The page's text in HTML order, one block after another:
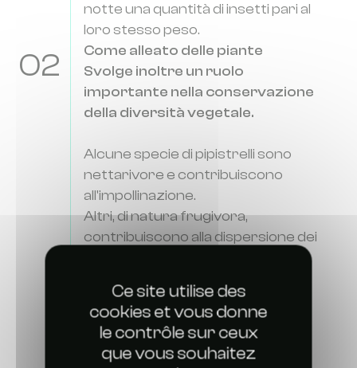
Ce site utilise des
cookies et vous donne
le contrôle sur ceux
que vous souhaitez
notte una quantità di insetti pari al
loro stesso peso.
02
Come alleato delle piante
Svolge inoltre un ruolo
importante nella conservazione
della diversità vegetale.
Alcune specie di pipistrelli sono
nettarivore e contribuiscono
all'impollinazione.
Altri, di natura frugivora,
contribuiscono alla dispersione dei
rivelano un fertilizzante naturale
azotato molto efficace.